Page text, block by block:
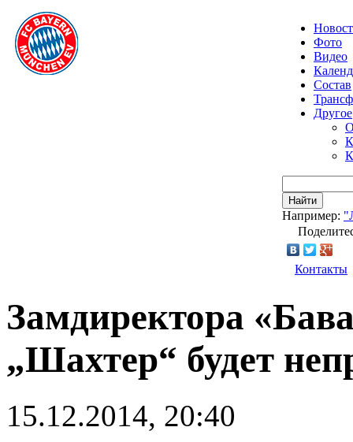
Фото
Видео
Состав
Другое
Найти
Например:
Контакты
Замдиректора
„Шахтер“ будет
15.12.2014, 20:40